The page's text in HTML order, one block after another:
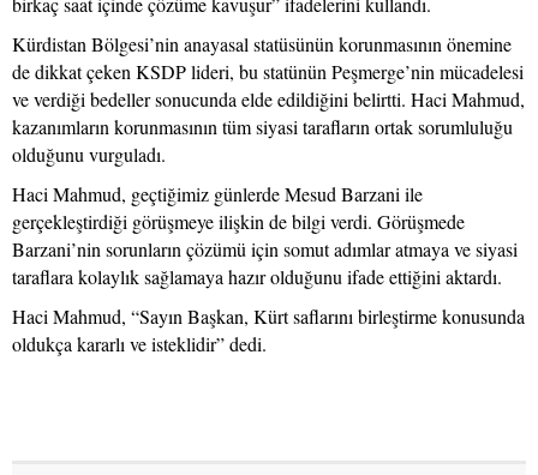
Kürdistan Bölgesi’nin anayasal statüsünün korunmasının önemine
de dikkat çeken KSDP lideri, bu statünün Peşmerge’nin mücadelesi
ve verdiği bedeller sonucunda elde edildiğini belirtti. Haci Mahmud,
kazanımların korunmasının tüm siyasi tarafların ortak sorumluluğu
olduğunu vurguladı.
Haci Mahmud, geçtiğimiz günlerde Mesud Barzani ile
gerçekleştirdiği görüşmeye ilişkin de bilgi verdi. Görüşmede
Barzani’nin sorunların çözümü için somut adımlar atmaya ve siyasi
taraflara kolaylık sağlamaya hazır olduğunu ifade ettiğini aktardı.
Haci Mahmud, “Sayın Başkan, Kürt saflarını birleştirme konusunda
oldukça kararlı ve isteklidir” dedi.